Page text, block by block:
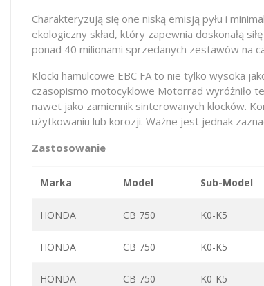
Charakteryzują się one niską emisją pyłu i
ekologiczny skład, który zapewnia doskonałą
ponad 40 milionami sprzedanych zestawów na
Klocki hamulcowe EBC FA to nie tylko wysoka
czasopismo motocyklowe Motorrad wyróżniło
nawet jako zamiennik sinterowanych klocków.
użytkowaniu lub korozji. Ważne jest jednak
Zastosowanie
Marka Model Sub-Model
HONDA CB 750 K0-K5
HONDA CB 750 K0-K5
HONDA CB 750 K0-K5